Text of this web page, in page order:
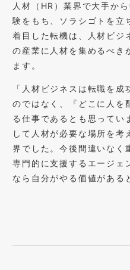
人材（HR）業界で大手か
験をもち、ソラシゴトを立
着目した転機は、人材ビジ
の産業に人材を集めるべき
ます。
「人材ビジネスは転職を
のではなく、『どこに人を
る仕事であるとも思ってい
して人材が必要な場所を考
界でした。今後間違いなく
専門的に支援するエージェ
なら自分がやる価値がある